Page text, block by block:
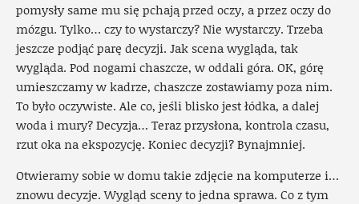
pomysły same mu się pchają przed oczy, a przez oczy do
mózgu. Tylko… czy to wystarczy? Nie wystarczy. Trzeba
jeszcze podjąć parę decyzji. Jak scena wygląda, tak
wygląda. Pod nogami chaszcze, w oddali góra. OK, górę
umieszczamy w kadrze, chaszcze zostawiamy poza nim.
To było oczywiste. Ale co, jeśli blisko jest łódka, a dalej
woda i mury? Decyzja… Teraz przysłona, kontrola czasu,
rzut oka na ekspozycję. Koniec decyzji? Bynajmniej.
Otwieramy sobie w domu takie zdjęcie na komputerze i…
znowu decyzje. Wygląd sceny to jedna sprawa. Co z tym